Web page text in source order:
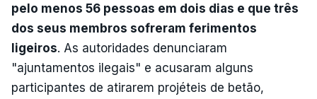
pelo menos 56 pessoas em dois dias e que três
dos seus membros sofreram ferimentos
ligeiros. As autoridades denunciaram
"ajuntamentos ilegais" e acusaram alguns
participantes de atirarem projéteis de betão,